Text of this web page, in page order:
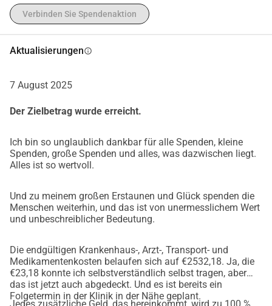
Englisch:
https://docs.google.com/document/d/1ghq9YSbRJoX0Xd
Niederländisch:
oPhdcccSTYiFoSF_u_qlCmmiMQHM
Verbinden Sie Spendenaktion
Aktualisierungeninfo
7 August 2025
Der Zielbetrag wurde erreicht.
Ich bin so unglaublich dankbar für alle Spenden, kleine
Spenden, große Spenden und alles, was dazwischen liegt.
Alles ist so wertvoll.
Und zu meinem großen Erstaunen und Glück spenden die
Menschen weiterhin, und das ist von unermesslichem Wert
und unbeschreiblicher Bedeutung.
Die endgültigen Krankenhaus-, Arzt-, Transport- und
Medikamentenkosten belaufen sich auf €2532,18. Ja, die
€23,18 konnte ich selbstverständlich selbst tragen, aber
das ist jetzt auch abgedeckt. Und es ist bereits ein
Folgetermin in der Klinik in der Nähe geplant.